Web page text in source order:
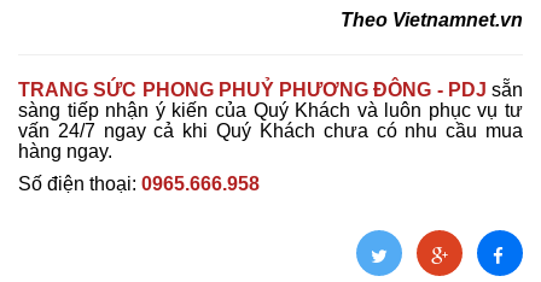
Theo Vietnamnet.vn
TRANG SỨC PHONG PHUỶ PHƯƠNG ĐÔNG - PDJ sẵn
sàng tiếp nhận ý kiến của Quý Khách và luôn phục vụ tư
vấn 24/7 ngay cả khi Quý Khách chưa có nhu cầu mua
hàng ngay.
Số điện thoại: 0965.666.958